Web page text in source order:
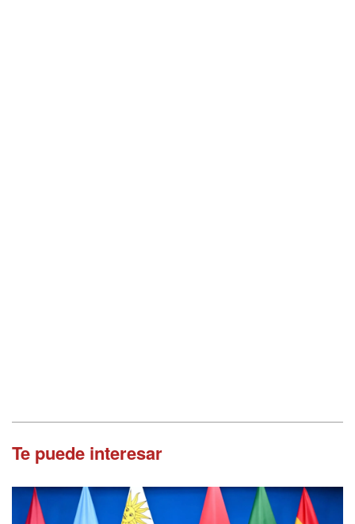
Te puede interesar